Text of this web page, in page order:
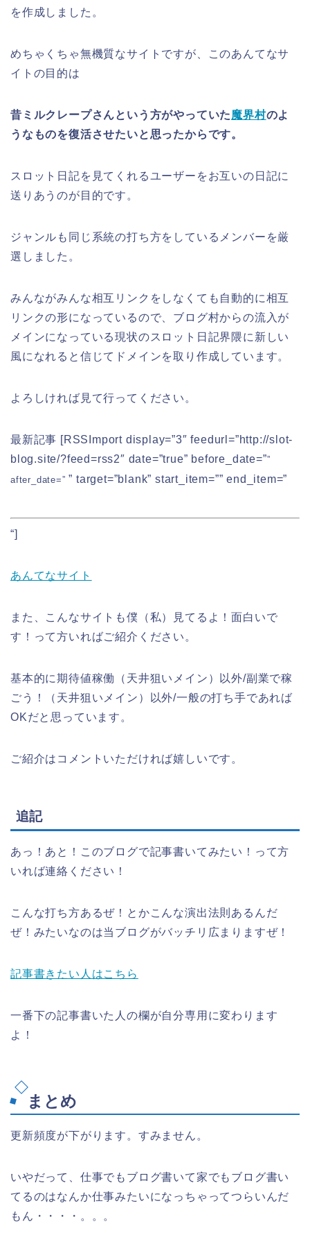
を作成しました。
めちゃくちゃ無機質なサイトですが、このあんてなサ
イトの目的は
昔ミルクレープさんという方がやっていた魔界村のよ
うなものを復活させたいと思ったからです。
スロット日記を見てくれるユーザーをお互いの日記に
送りあうのが目的です。
ジャンルも同じ系統の打ち方をしているメンバーを厳
選しました。
みんながみんな相互リンクをしなくても自動的に相互
リンクの形になっているので、ブログ村からの流入が
メインになっている現状のスロット日記界隈に新しい
風になれると信じてドメインを取り作成しています。
よろしければ見て行ってください。
最新記事 [RSSImport display=”3″ feedurl=”http://slot-
blog.site/?feed=rss2″ date=”true” before_date=””
after_date=” ” target=”blank” start_item=”” end_item=”
“]
あんてなサイト
また、こんなサイトも僕（私）見てるよ！面白いで
す！って方いればご紹介ください。
基本的に期待値稼働（天井狙いメイン）以外/副業で稼
ごう！（天井狙いメイン）以外/一般の打ち手であれば
OKだと思っています。
ご紹介はコメントいただければ嬉しいです。
追記
あっ！あと！このブログで記事書いてみたい！って方
いれば連絡ください！
こんな打ち方あるぜ！とかこんな演出法則あるんだ
ぜ！みたいなのは当ブログがバッチリ広まりますぜ！
記事書きたい人はこちら
一番下の記事書いた人の欄が自分専用に変わります
よ！
まとめ
更新頻度が下がります。すみません。
いやだって、仕事でもブログ書いて家でもブログ書い
てるのはなんか仕事みたいになっちゃってつらいんだ
もん・・・・。。。